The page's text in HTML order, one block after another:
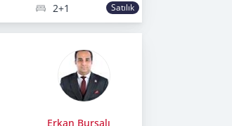
2+1 Satılık
Erkan Bursalı